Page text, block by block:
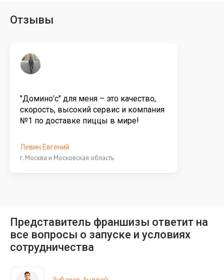
Отзывы
"Домино’с" для меня – это качество,
скорость, высокий сервис и компания
№1 по доставке пиццы в мире!
Левин Евгений
г. Москва и Московская область
Представитель франшизы ответит на
все вопросы о запуске и условиях
сотрудничества